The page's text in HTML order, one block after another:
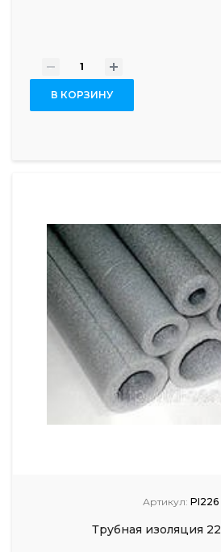
- +
В КОРЗИНУ
Артикул: PI226
Трубная изоляция